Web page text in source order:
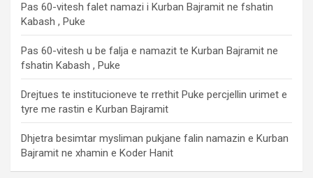
Pas 60-vitesh falet namazi i Kurban Bajramit ne fshatin
Kabash , Puke
Pas 60-vitesh u be falja e namazit te Kurban Bajramit ne
fshatin Kabash , Puke
Drejtues te institucioneve te rrethit Puke percjellin urimet e
tyre me rastin e Kurban Bajramit
Dhjetra besimtar mysliman pukjane falin namazin e Kurban
Bajramit ne xhamin e Koder Hanit